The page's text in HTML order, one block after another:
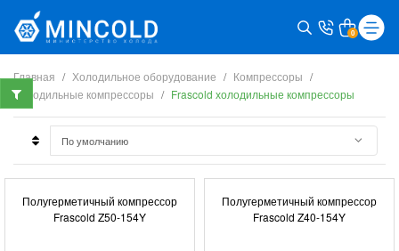
0
Главная Холодильное оборудование
Компрессоры
Холодильные компрессоры
Frascold холодильные компрессоры
Полугерметичный компрессор
Frascold Z50-154Y
Полугерметичный компрессор
Frascold Z40-154Y